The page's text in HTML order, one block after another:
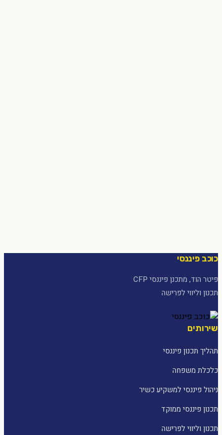
כוכב פיננסי
פיטר הוד, מתכנן פיננסי CFP
תכנון וליווי לפרישה
שירותים
תהליך תכנון פיננסי
כלכלת משפחה
ניהול פיננסי למשקיע כשיר
תכנון פיננסי ממוקד
תכנון וליווי לפרישה